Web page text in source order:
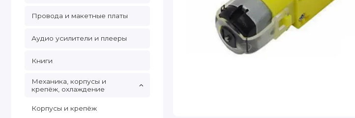
Провода и макетные платы
Аудио усилители и плееры
Книги
Механика, корпусы и
крепёж, охлаждение
Корпусы и крепёж